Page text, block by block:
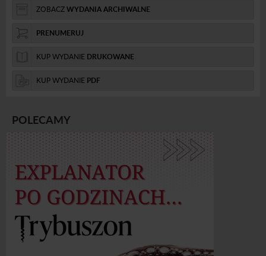
ZOBACZWYDANIA ARCHIWALNE
PRENUMERUJ
KUP WYDANIE DRUKOWANE
KUP WYDANIE PDF
POLECAMY